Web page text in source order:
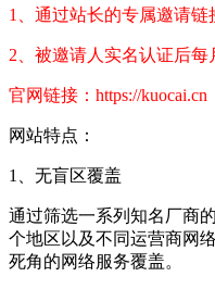
1、通过站长的专属邀请
2、被邀请人实名认证后每
官网链接：https://kuocai.cn
网站特点：
1、无盲区覆盖
通过筛选一系列知名厂商
个地区以及不同运营商网
死角的网络服务覆盖。